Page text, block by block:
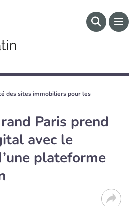
des sites immobiliers pour les
Paris prend
avec le
plateforme